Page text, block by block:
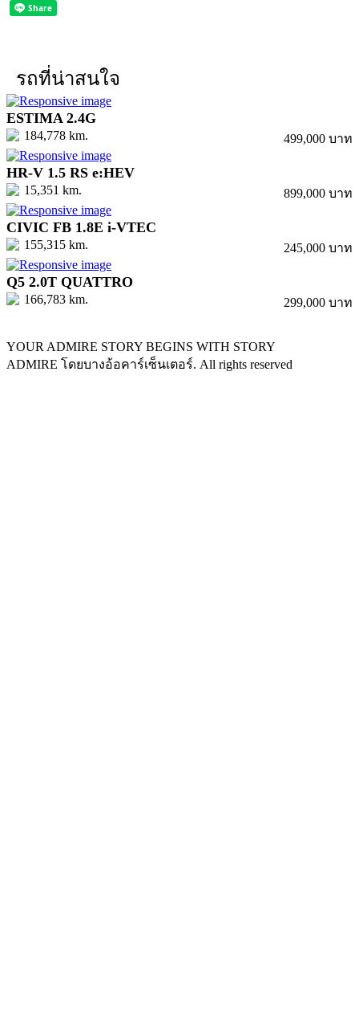
รถที่น่าสนใจ
ESTIMA 2.4G
184,778 km. 499,000 บาท
HR-V 1.5 RS e:HEV
15,351 km. 899,000 บาท
CIVIC FB 1.8E i-VTEC
155,315 km. 245,000 บาท
Q5 2.0T QUATTRO
166,783 km. 299,000 บาท
YOUR ADMIRE STORY BEGINS WITH STORY
ADMIRE โดยบางอ้อคาร์เซ็นเตอร์. All rights reserved